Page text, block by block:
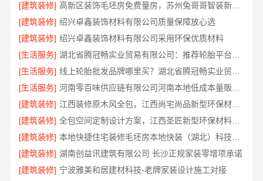
[建筑装修]
高新区装饰毛坯房免费量房，苏州兔哥哥智装新材料有限公司专业顾问上门
[建筑装修] 绍兴卓鑫装饰材料有限公司质量保障放心选
[建筑装修] 绍兴卓鑫装饰材料有限公司采用环保优质材料
[生活服务]
[生活服务]
[生活服务]
[建筑装修]
江西装修原木风全包，江西尚宅尚品新型环保材料有限公司
[建筑装修]
全包空间定制设计方案，江西圣匠新型环保材料有限公司
[建筑装修]
[建筑装修] 湖南创益讯建筑有限公司 长沙正规家装零增项承诺
[建筑装修] 宁波雅美和居建材科技-老牌家装设计施工对接